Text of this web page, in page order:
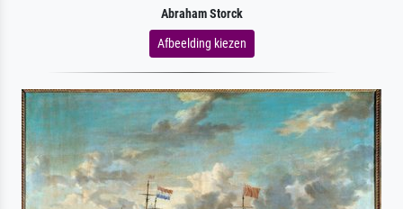
Abraham Storck
Afbeelding kiezen